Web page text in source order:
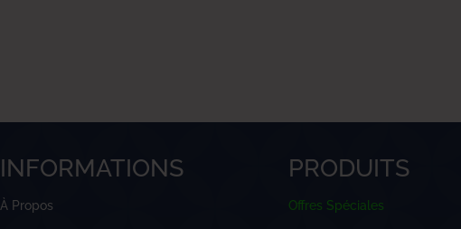
INFORMATIONS
À Propos
PRODUITS
Offres Spéciales